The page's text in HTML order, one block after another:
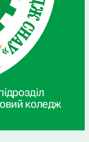
коледж